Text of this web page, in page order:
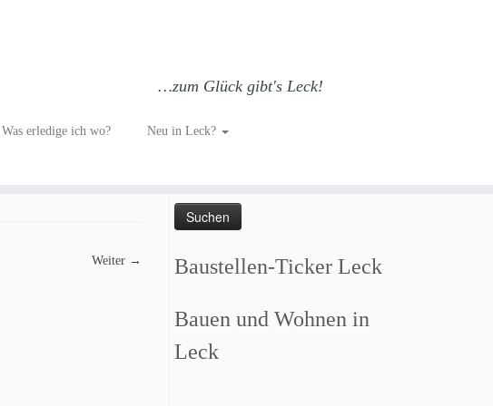
…zum Glück gibt's Leck!
Was erledige ich wo? Neu in Leck?
Weiter →
Such dich GLÜCKlich…
Baustellen-Ticker Leck
Bauen und Wohnen in
Leck